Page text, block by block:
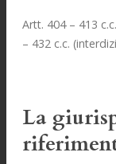
Artt. 404 – 413
– 432 c.c.
La